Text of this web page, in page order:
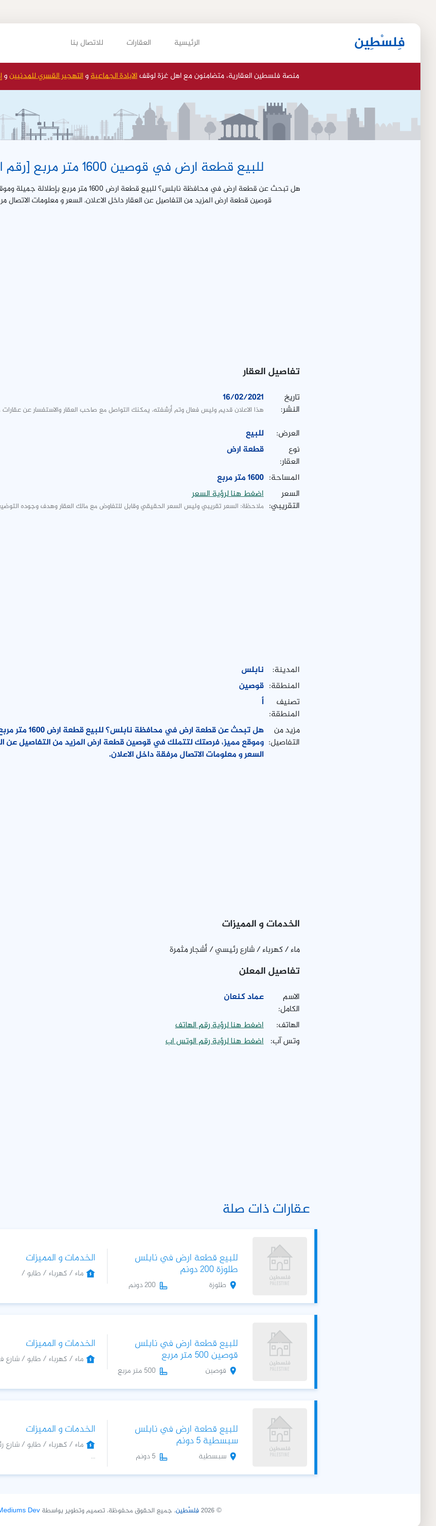
فِلسْطِين الرئيسية العقارات للاتصال بنا
منصة فلسطين العقارية، متضامنون مع اهل غزة لوقفالابادة الجماعيةوالتهجير القسري للمدنيينو
للبيع قطعة ارض في قوصين 1600 متر مربع [رقم العقار 98]
هل تبحث عن قطعة ارض في محافظة نابلس؟ للبيع قطعة ارض
قوصين قطعة ارض المزيد من التفاصيل عن العقار داخل الاعلان. السعر و معلومات الاتصال
تفاصيل العقار
تاريخ
النشر:
16/02/2021
هذا الاعلان قديم وليس فعال وتم أرشفته، يمكنك التواصل مع صاحب العقار والاستفسار عن
العرض:
للبيع
نوع
العقار:
قطعة ارض
المساحة: 1600 متر مربع
السعر
التقريبي:
اضغط هنا لرؤية السعر
ملاحظة: السعر تقريبي وليس السعر الحقيقي وقابل للتفاوض مع مالك العقار وهدف وجوده
المدينة:
نابلس
المنطقة: قوصين
تصنيف
المنطقة:
أ
مزيد من
التفاصيل:
هل تبحث عن قطعة ارض في
وموقع مميز، فرصتك لتتملك في قوصين قطعة ارض المزيد من التفاصيل عن
السعر و معلومات الاتصال مرفقة داخل الاعلان.
الخدمات و المميزات
ماء / كهرباء / شارع رئيسي / أشجار مثمرة
تفاصيل المعلن
الاسم
الكامل:
عماد كنعان
الهاتف:
اضغط هنا لرؤية رقم الهاتف
وتس آب: اضغط هنا لرؤية رقم الوتس اب
عقارات ذات صلة
للبيع قطعة ارض في نابلس
طلوزة 200 دونم
طلوزة 200 دونم
الخدمات و المميزات
ماء / كهرباء / طابو /
للبيع قطعة ارض في نابلس
قوصين 500 متر مربع
قوصين 500 متر مربع
الخدمات و المميزات
ماء / كهرباء / طابو / شارع
للبيع قطعة ارض في نابلس
سبسطية 5 دونم
سبسطية 5 دونم
الخدمات و المميزات
ماء / كهرباء / طابو / شارع
...
© 2026 فِلسْطِين. جميع الحقوق محفوظة. تصميم وتطوير بواسطة Dev